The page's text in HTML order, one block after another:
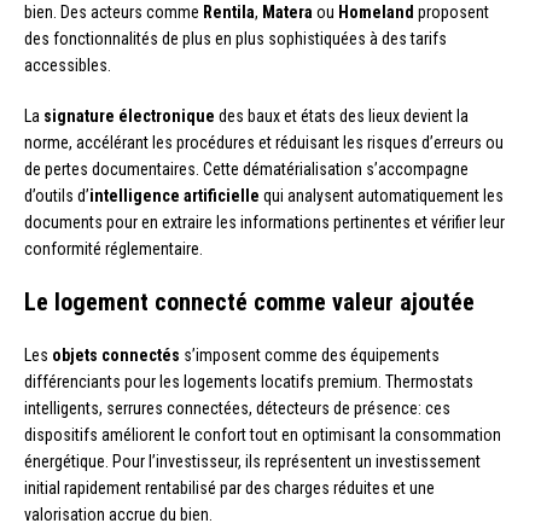
bien. Des acteurs comme Rentila, Matera ou Homeland proposent
des fonctionnalités de plus en plus sophistiquées à des tarifs
accessibles.
La signature électronique des baux et états des lieux devient la
norme, accélérant les procédures et réduisant les risques d’erreurs ou
de pertes documentaires. Cette dématérialisation s’accompagne
d’outils d’intelligence artificielle qui analysent automatiquement les
documents pour en extraire les informations pertinentes et vérifier leur
conformité réglementaire.
Le logement connecté comme valeur ajoutée
Les objets connectés s’imposent comme des équipements
différenciants pour les logements locatifs premium. Thermostats
intelligents, serrures connectées, détecteurs de présence: ces
dispositifs améliorent le confort tout en optimisant la consommation
énergétique. Pour l’investisseur, ils représentent un investissement
initial rapidement rentabilisé par des charges réduites et une
valorisation accrue du bien.